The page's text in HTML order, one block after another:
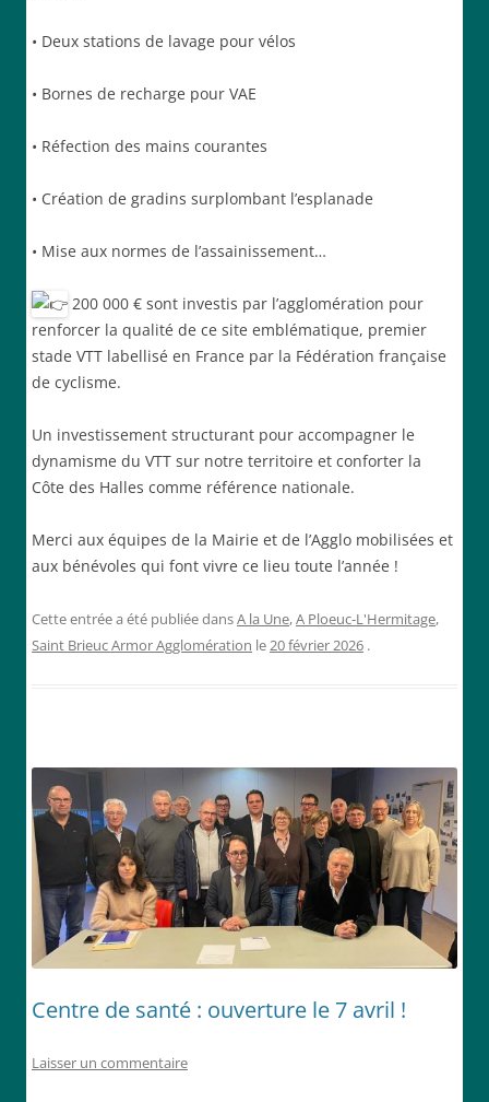
• Deux stations de lavage pour vélos
• Bornes de recharge pour VAE
• Réfection des mains courantes
• Création de gradins surplombant l’esplanade
• Mise aux normes de l’assainissement…
200 000 € sont investis par l’agglomération pour
renforcer la qualité de ce site emblématique, premier
stade VTT labellisé en France par la Fédération française
de cyclisme.
Un investissement structurant pour accompagner le
dynamisme du VTT sur notre territoire et conforter la
Côte des Halles comme référence nationale.
Merci aux équipes de la Mairie et de l’Agglo mobilisées et
aux bénévoles qui font vivre ce lieu toute l’année !
Cette entrée a été publiée dansA la Une,A Ploeuc-L'Hermitage,
Saint Brieuc Armor Agglomération le20 février 2026 .
Centre de santé : ouverture le 7 avril !
Laisser un commentaire